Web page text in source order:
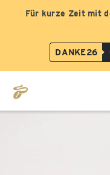
Für kurze Zeit mit
DANKE26